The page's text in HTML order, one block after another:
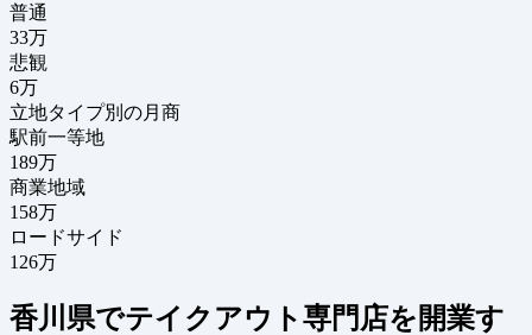
普通
33万
悲観
6万
立地タイプ別の月商
駅前一等地
189万
商業地域
158万
ロードサイド
126万
香川県でテイクアウト専門店を開業す